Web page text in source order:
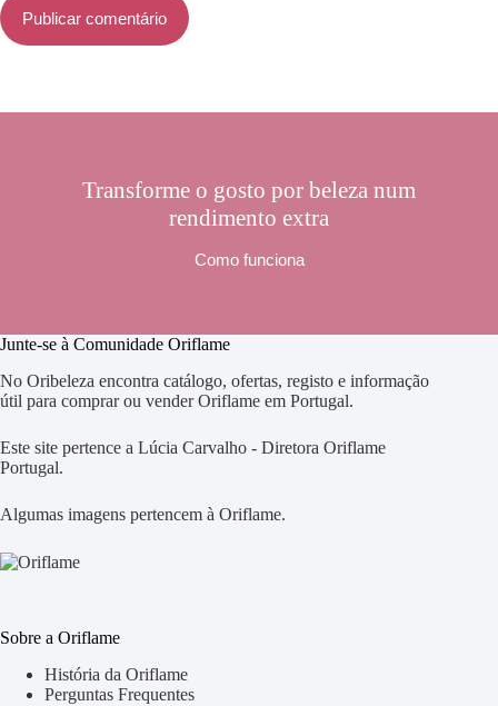
Publicar comentário
Transforme o gosto por beleza num
rendimento extra
Como funciona
Junte-se à Comunidade Oriflame
No Oribeleza encontra catálogo, ofertas, registo e informação
útil para comprar ou vender Oriflame em Portugal.
Este site pertence a Lúcia Carvalho - Diretora Oriflame
Portugal.
Algumas imagens pertencem à Oriflame.
Sobre a Oriflame
História da Oriflame
Perguntas Frequentes